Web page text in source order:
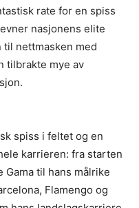
rate for en spiss
nasjonens elite
til nettmasken med
tilbrakte mye av
spiss i feltet og en
karrieren: fra starten
Gama til hans målrike
Flamengo og